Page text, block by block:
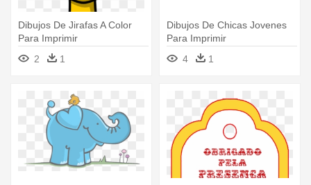
Dibujos De Jirafas A Color
Para Imprimir
2
1
Dibujos De Chicas Jovenes
Para Imprimir
4
1